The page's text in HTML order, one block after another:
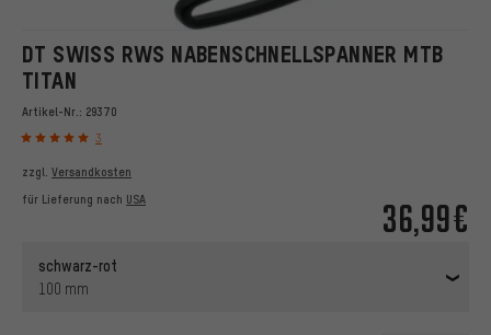
DT SWISS RWS NABENSCHNELLSPANNER MTB
TITAN
Artikel-Nr.: 29370
3
36,99€
zzgl. Versandkosten
für Lieferung nach USA
schwarz-rot
100 mm